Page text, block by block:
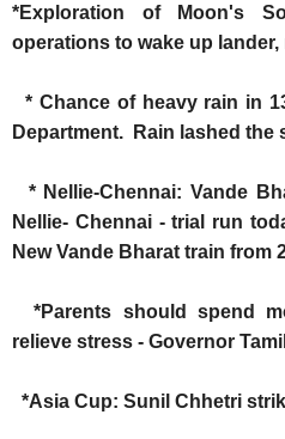
*Exploration of Moon's
operations to wake up lander,
* Chance of heavy rain in
Department. Rain lashed the
* Nellie-Chennai: Vande
Nellie- Chennai - trial run
New Vande Bharat train from
*Parents should spend
relieve stress - Governor
*Asia Cup: Sunil Chhetri